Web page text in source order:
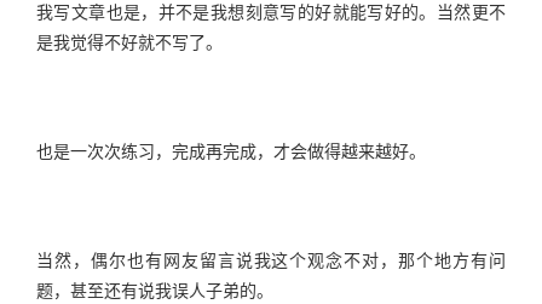
我写文章也是，并不是我想刻意写的好就能写好的。当然更不
是我觉得不好就不写了。
也是一次次练习，完成再完成，才会做得越来越好。
当然，偶尔也有网友留言说我这个观念不对，那个地方有问
题，甚至还有说我误人子弟的。